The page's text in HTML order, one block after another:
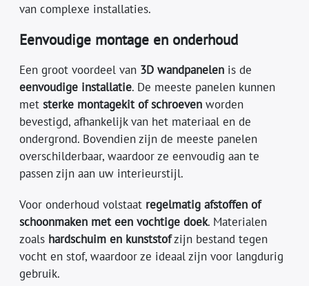
van complexe installaties.
Eenvoudige montage en onderhoud
Een groot voordeel van 3D wandpanelen is de
eenvoudige installatie. De meeste panelen kunnen
metsterke montagekit of schroeven worden
bevestigd, afhankelijk van het materiaal en de
ondergrond. Bovendien zijn de meeste panelen
overschilderbaar, waardoor ze eenvoudig aan te
passen zijn aan uw interieurstijl.
Voor onderhoud volstaat regelmatig afstoffen of
schoonmaken met een vochtige doek. Materialen
zoals hardschuim en kunststofzijn bestand tegen
vocht en stof, waardoor ze ideaal zijn voor langdurig
gebruik.